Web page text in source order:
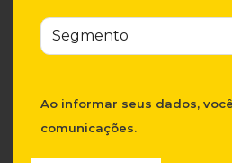
Ao informar seus dados,
comunicações.